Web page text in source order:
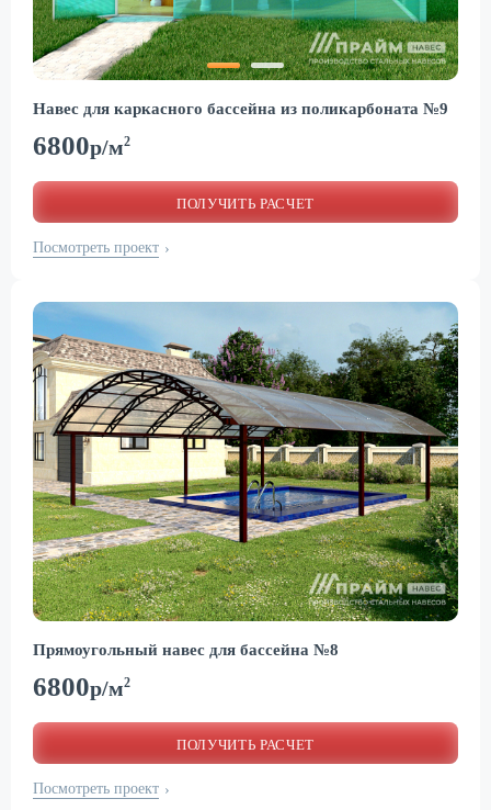
Навес для каркасного бассейна из поликарбоната №9
6800р/м2
ПОЛУЧИТЬ РАСЧЕТ
Посмотреть проект ›
Прямоугольный навес для бассейна №8
6800р/м2
ПОЛУЧИТЬ РАСЧЕТ
Посмотреть проект ›